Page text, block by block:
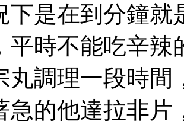
下是在到分鐘
平時不能吃辛辣
丸調理一段時
急的他達拉非